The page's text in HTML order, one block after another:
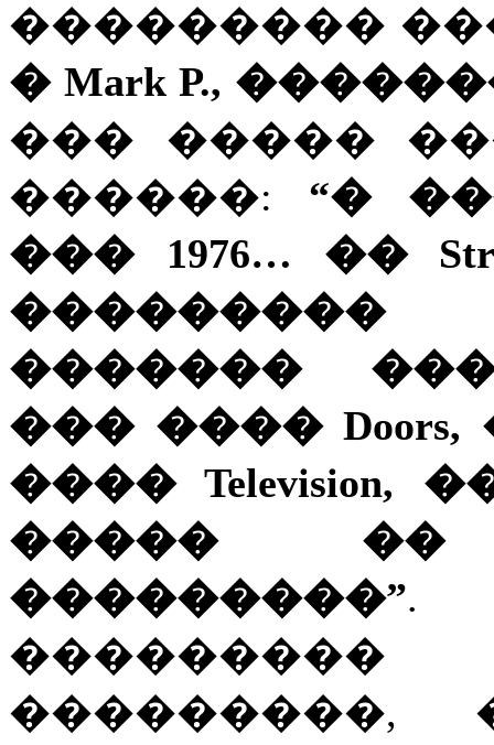
���������
� Mark P., �������
��� �����
������: “�
��� 1976… ��
�������
��� ����
����
�����
���������”.
���������,